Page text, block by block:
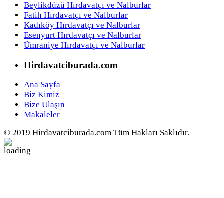
Beylikdüzü Hırdavatçı ve Nalburlar
Fatih Hırdavatçı ve Nalburlar
Kadıköy Hırdavatçı ve Nalburlar
Esenyurt Hırdavatçı ve Nalburlar
Ümraniye Hırdavatçı ve Nalburlar
Hirdavatciburada.com
Ana Sayfa
Biz Kimiz
Bize Ulaşın
Makaleler
© 2019 Hirdavatciburada.com Tüm Hakları Saklıdır.